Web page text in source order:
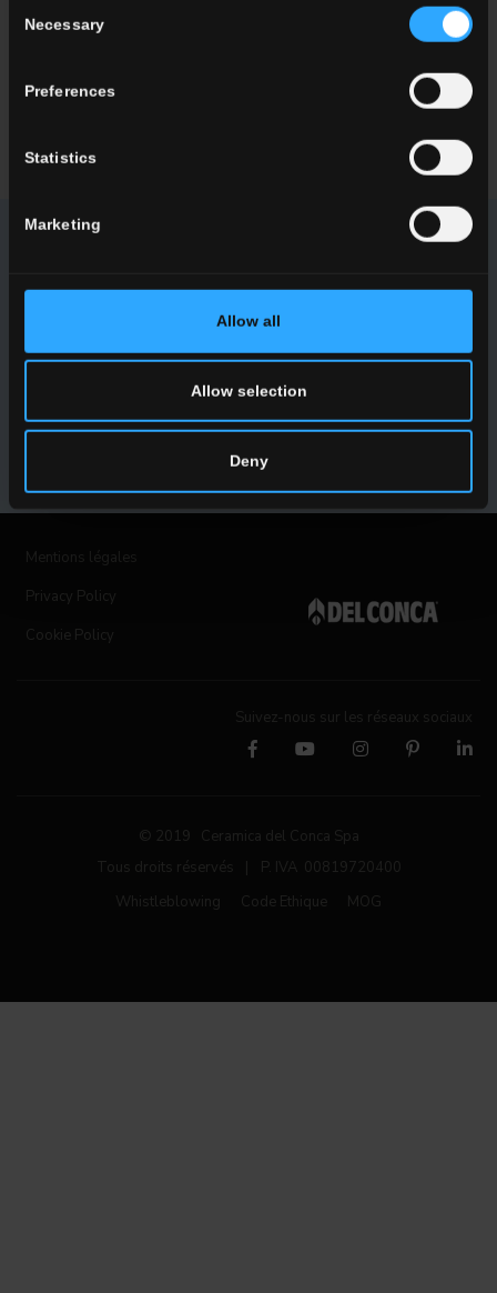
Selection
Necessary
Preferences
Statistics
Marketing
Allow all
Allow selection
Deny
Vous cherchez un revendeur ou une solution spécifique pour
Soyez informés des dernières nouveautés concernant nos
collections, nos manifestations, nos collaborations et nos
INSCRIVEZ-VOUS
Privacy Policy
Cookie Policy
Suivez-nous sur les réseaux sociaux
© 2019 Ceramica del Conca Spa
Tous droits réservés
P. IVA 00819720400
Whistleblowing
Code Ethique MOG